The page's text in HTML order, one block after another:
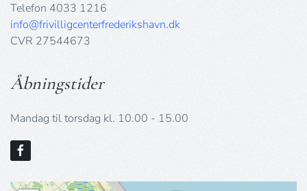
Telefon 4033 1216
info@frivilligcenterfrederikshavn.dk
CVR 27544673
Åbningstider
Mandag til torsdag kl. 10.00 - 15.00